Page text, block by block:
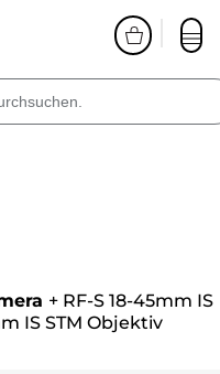
+ RF-S 18-45mm IS
IS STM Objektiv